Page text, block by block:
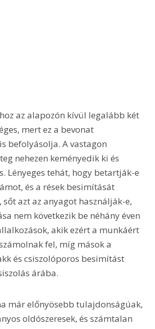
az alapozón kívül legalább két
mert ez a bevonat
befolyásolja. A vastagon
nehezen keményedik ki és
Lényeges tehát, hogy betartják-e
és a rések besimítását
sőt azt az anyagot használják-e,
nem következik be néhány éven
akik ezért a munkáért
fel, míg mások a
és csiszolóporos besimítást
árába.
már előnyösebb tulajdonságúak,
oldószeresek, és számtalan